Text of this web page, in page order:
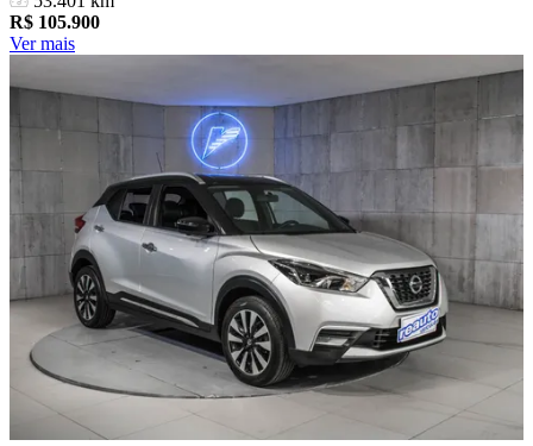
R$ 105.900
Ver mais